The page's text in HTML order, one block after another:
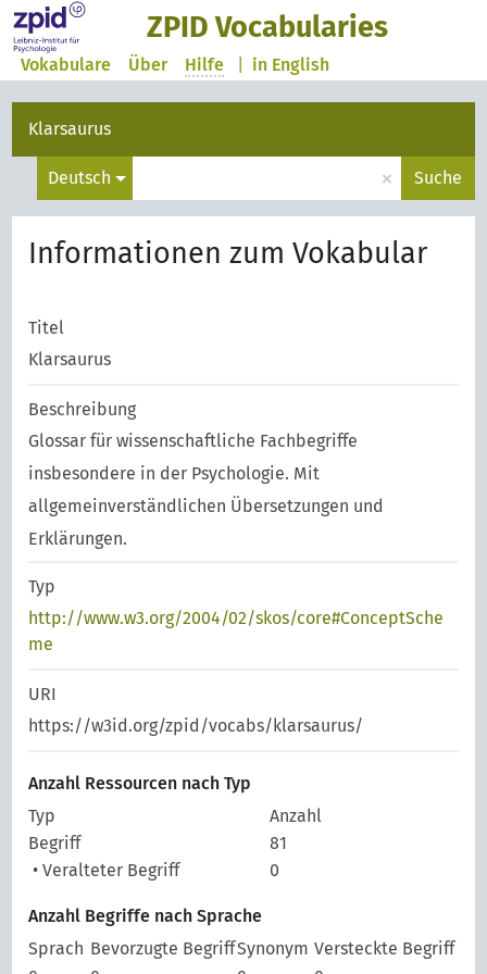
ZPID Vocabularies
in English
Vokabulare Über Hilfe
Klarsaurus
Deutsch × Suche
Informationen zum Vokabular
Titel
Klarsaurus
Beschreibung
Glossar für wissenschaftliche Fachbegriffe
insbesondere in der Psychologie. Mit
allgemeinverständlichen Übersetzungen und
Erklärungen.
Typ
http://www.w3.org/2004/02/skos/core#ConceptSche
me
URI
https://w3id.org/zpid/vocabs/klarsaurus/
Anzahl Ressourcen nach Typ
Typ
Anzahl
Begriff
81
• Veralteter Begriff
0
Anzahl Begriffe nach Sprache
Sprach Bevorzugte BegriffSynonym Versteckte Begriff